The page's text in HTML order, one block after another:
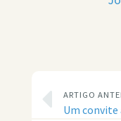
ARTIGO
Um